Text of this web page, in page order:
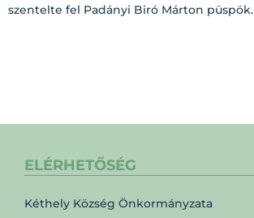
szentelte fel Padányi Biró Márton püspök.
ELÉRHETŐSÉG
Kéthely Község Önkormányzata